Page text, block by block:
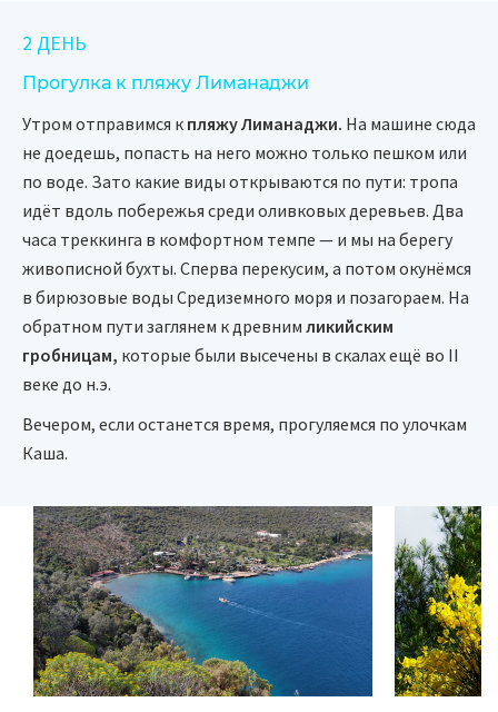
2 ДЕНЬ
Прогулка к пляжу Лиманаджи
Утром отправимся к пляжу Лиманаджи. На машине сюда
не доедешь, попасть на него можно только пешком или
по воде. Зато какие виды открываются по пути: тропа
идёт вдоль побережья среди оливковых деревьев. Два
часа треккинга в комфортном темпе — и мы на берегу
живописной бухты. Сперва перекусим, а потом окунёмся
в бирюзовые воды Средиземного моря и позагораем. На
обратном пути заглянем к древним ликийским
гробницам, которые были высечены в скалах ещё во II
веке до н.э.
Вечером, если останется время, прогуляемся по улочкам
Каша.